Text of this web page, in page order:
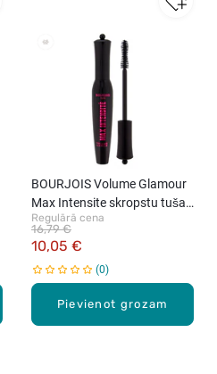
Pievienot grozam
BOURJOIS Volume Glamour
Max Intensite skropstu tuša,
Intense Black, 12ml
Regulārā cena
10,05 €
16,79 €
0